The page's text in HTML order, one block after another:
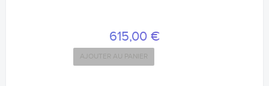
615,00 €
AJOUTER AU PANIER